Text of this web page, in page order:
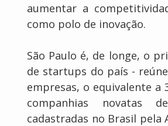
aumentar a
como polo de inovação.
São Paulo é, de longe, o
de startups do país - reúne
empresas, o equivalente a
companhias novatas
cadastradas no Brasil pela